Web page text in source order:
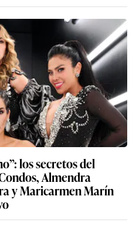
los secretos del
Almendra
y Maricarmen Marín